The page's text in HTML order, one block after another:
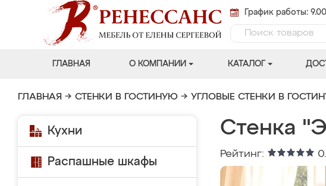
График работы:
ГЛАВНАЯ О КОМПАНИИ КАТАЛОГ
ГЛАВНАЯ → СТЕНКИ В ГОСТИНУЮ → УГЛОВЫЕ СТЕНКИ В
Кухни
Распашные шкафы
Стенка
Рейтинг: